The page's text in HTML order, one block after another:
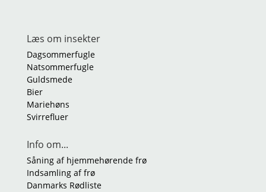
Læs om insekter
Dagsommerfugle
Natsommerfugle
Guldsmede
Bier
Mariehøns
Svirrefluer
Info om...
Såning af hjemmehørende frø
Indsamling af frø
Danmarks Rødliste